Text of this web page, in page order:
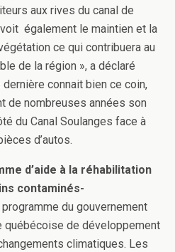
aux rives du canal de
également le maintien et la
ce qui contribuera au
de la région », a déclaré
connait bien ce coin,
de nombreuses années son
du Canal Soulanges face à
d’autos.
d’aide à la réhabilitation
contaminés-
du gouvernement
québécoise de développement
climatiques. Les